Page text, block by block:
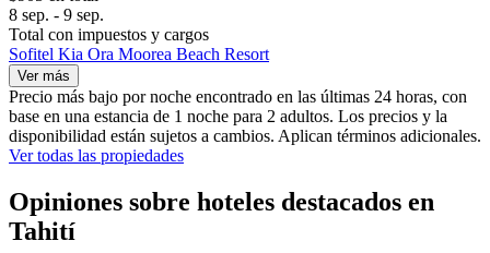
8 sep. - 9 sep.
Total con impuestos y cargos
Sofitel Kia Ora Moorea Beach Resort
Ver más
Precio más bajo por noche encontrado en las últimas 24 horas, con
base en una estancia de 1 noche para 2 adultos. Los precios y la
disponibilidad están sujetos a cambios. Aplican términos adicionales.
Ver todas las propiedades
Opiniones sobre hoteles destacados en
Tahití